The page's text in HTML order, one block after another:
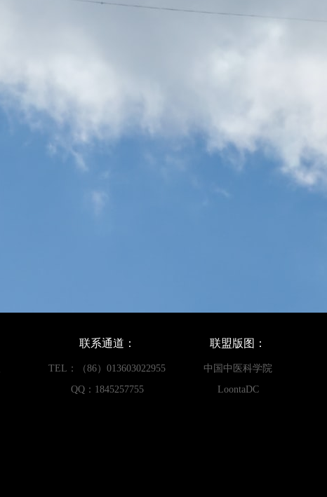
联系通道：
TEL：（86）013603022955
QQ：1845257755
联盟版图：
中国中医科学院
LoontaDC